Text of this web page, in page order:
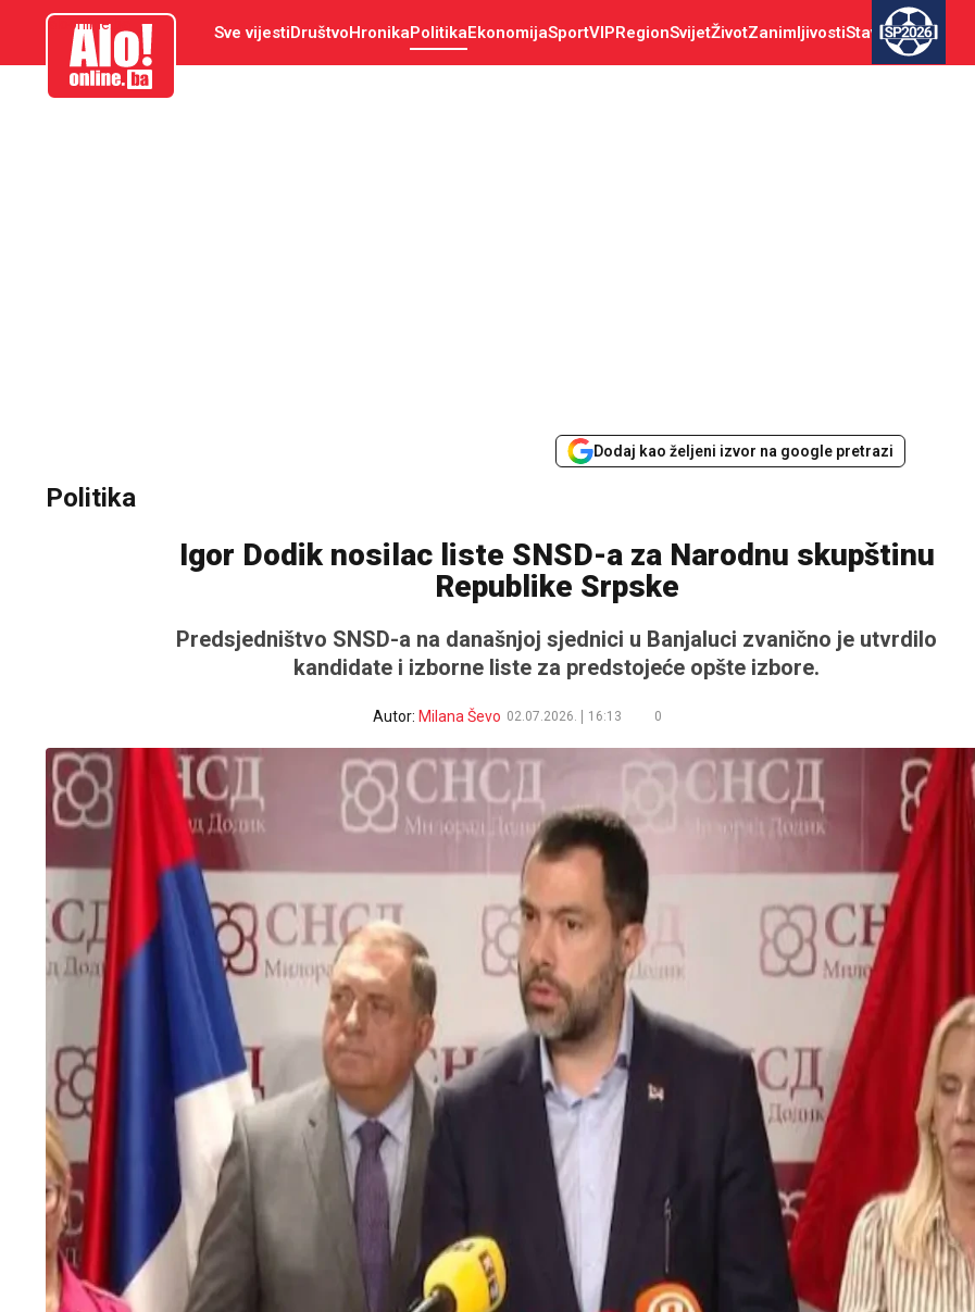
aloonline.ba Sve vijestiDruštvoHronikaPolitikaEkonomijaSportVIPRegionSvijetŽivotZanimljivostiStav SP2026
Dodaj kao željeni izvor na google pretrazi
Politika
Igor Dodik nosilac liste SNSD-a za Narodnu skupštinu
Republike Srpske
Predsjedništvo SNSD-a na današnjoj sjednici u Banjaluci zvanično je utvrdilo
kandidate i izborne liste za predstojeće opšte izbore.
Autor: Milana Ševo 02.07.2026. 16:13 0